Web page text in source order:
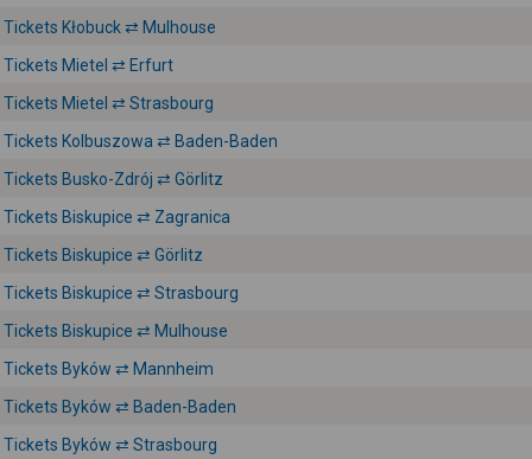
Tickets Kłobuck ⇄ Mulhouse
Tickets Mietel ⇄ Erfurt
Tickets Mietel ⇄ Strasbourg
Tickets Kolbuszowa ⇄ Baden-Baden
Tickets Busko-Zdrój ⇄ Görlitz
Tickets Biskupice ⇄ Zagranica
Tickets Biskupice ⇄ Görlitz
Tickets Biskupice ⇄ Strasbourg
Tickets Biskupice ⇄ Mulhouse
Tickets Byków ⇄ Mannheim
Tickets Byków ⇄ Baden-Baden
Tickets Byków ⇄ Strasbourg